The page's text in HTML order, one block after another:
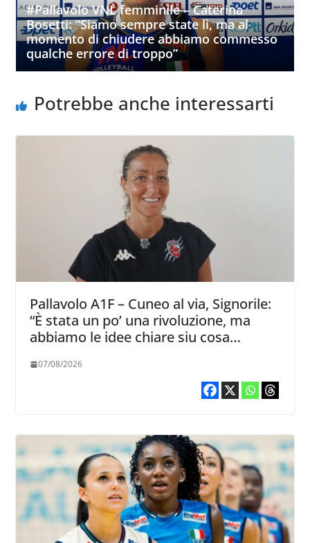
#Pallavolo VNL femminile – Caterina
Bosetti: “Siamo sempre state lì, ma al
momento di chiudere abbiamo commesso
qualche errore di troppo”
Potrebbe anche interessarti
Pallavolo A1F – Cuneo al via, Signorile:
“È stata un po’ una rivoluzione, ma
abbiamo le idee chiare siu cosa
07/08/2026